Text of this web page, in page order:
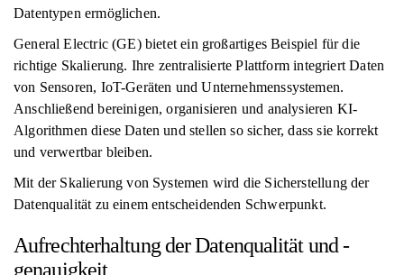
Datentypen ermöglichen.
General Electric (GE) bietet ein großartiges Beispiel für die
richtige Skalierung. Ihre zentralisierte Plattform integriert Daten
von Sensoren, IoT-Geräten und Unternehmenssystemen.
Anschließend bereinigen, organisieren und analysieren KI-
Algorithmen diese Daten und stellen so sicher, dass sie korrekt
und verwertbar bleiben.
Mit der Skalierung von Systemen wird die Sicherstellung der
Datenqualität zu einem entscheidenden Schwerpunkt.
Aufrechterhaltung der Datenqualität und -
genauigkeit